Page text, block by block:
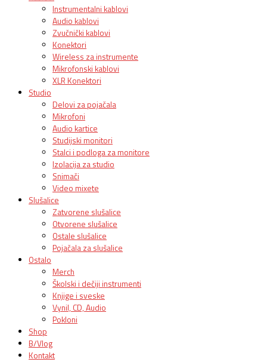
Instrumentalni kablovi
Audio kablovi
Zvučnički kablovi
Konektori
Wireless za instrumente
Mikrofonski kablovi
XLR Konektori
Studio
Delovi za pojačala
Mikrofoni
Audio kartice
Studijski monitori
Stalci i podloga za monitore
Izolacija za studio
Snimači
Video mixete
Slušalice
Zatvorene slušalice
Otvorene slušalice
Ostale slušalice
Pojačala za slušalice
Ostalo
Merch
Školski i dečiji instrumenti
Knjige i sveske
Vynil, CD, Audio
Pokloni
Shop
B/Vlog
Kontakt